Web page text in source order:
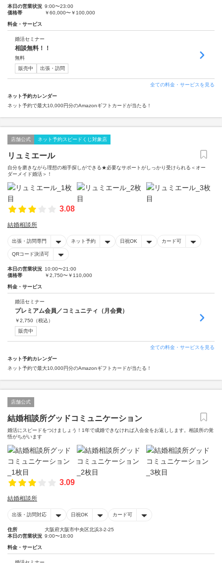
本日の営業状況 9:00〜23:00
価格帯
￥60,000〜￥100,000
料金・サービス
婚活セミナー
相談無料！！
無料
販売中
出張・訪問
全ての料金・サービスを見る
ネット予約カレンダー
ネット予約で最大10,000円分のAmazonギフトカードが当たる！
店舗公式 ネット予約スピードくじ対象店
リュミエール
自分を磨きながら理想の相手探しができる★必要なサポートがしっかり受けられる＜オー
ダーメイド婚活＞！
3.08
結婚相談所
出張・訪問専門 ネット予約 日祝OK カード可
QRコード決済可
本日の営業状況 10:00〜21:00
価格帯
￥2,750〜￥110,000
料金・サービス
婚活セミナー
プレミアム会員／コミュニティ（月会費）
￥2,750 （税込）
販売中
全ての料金・サービスを見る
ネット予約カレンダー
ネット予約で最大10,000円分のAmazonギフトカードが当たる！
店舗公式
結婚相談所グッドコミュニケーション
婚活にスピードをつけましょう！1年で成婚できなければ入会金をお返しします。相談所の覚
悟がちがいます
3.09
結婚相談所
出張・訪問対応 日祝OK カード可
住所
大阪府大阪市中央区北浜3-2-25
本日の営業状況 9:00〜18:00
料金・サービス